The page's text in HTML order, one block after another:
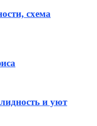
схема
и уют